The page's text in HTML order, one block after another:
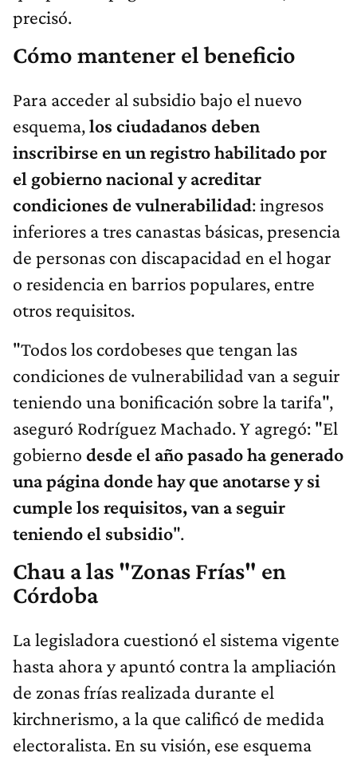
precisó.
Cómo mantener el beneficio
Para acceder al subsidio bajo el nuevo
esquema,los ciudadanos deben
inscribirse en un registro habilitado por
el gobierno nacional y acreditar
condiciones de vulnerabilidad: ingresos
inferiores a tres canastas básicas, presencia
de personas con discapacidad en el hogar
o residencia en barrios populares, entre
otros requisitos.
"Todos los cordobeses que tengan las
condiciones de vulnerabilidad van a seguir
teniendo una bonificación sobre la tarifa",
aseguró Rodríguez Machado. Y agregó: "El
gobierno desde el año pasado ha generado
una página donde hay que anotarse y si
cumple los requisitos, van a seguir
teniendo el subsidio".
Chau a las "Zonas Frías" en
Córdoba
La legisladora cuestionó el sistema vigente
hasta ahora y apuntó contra la ampliación
de zonas frías realizada durante el
kirchnerismo, a la que calificó de medida
electoralista. En su visión, ese esquema